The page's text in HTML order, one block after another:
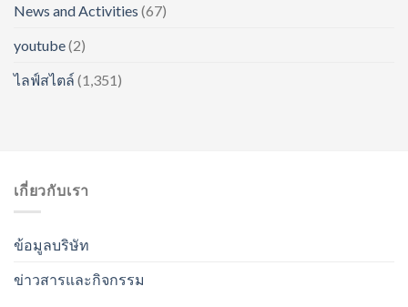
News and Activities (67)
youtube(2)
ไลฟ์สไตล์ (1,351)
เกี่ยวกับเรา
ข้อมูลบริษัท
ข่าวสารและกิจกรรม